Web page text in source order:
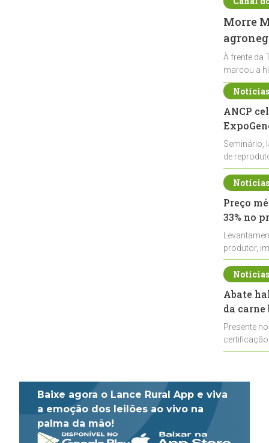
Morre
À frente da
marcou a
ANCP
Seminário,
de
durante a
Preço
33% no
produtor,
de leite cru
Abate
da
Presente
Baixe agora o Lance Rural App e viva
a emoção dos leilões ao vivo na
palma da mão!